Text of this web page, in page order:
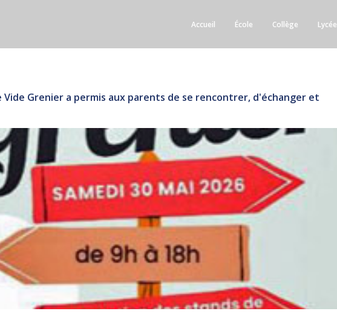
Accueil École Collège Lycée
Grenier a permis aux parents de se rencontrer, d'échanger et